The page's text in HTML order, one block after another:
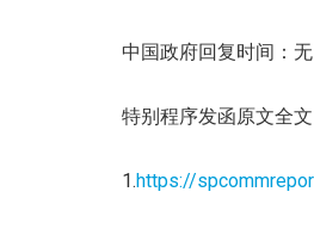
中国政府回复时间：无
特别程序发函原文全文
1.https://